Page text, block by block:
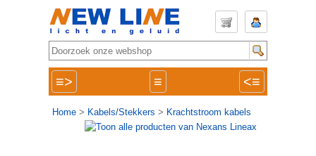
≡> ≡ <≡
Home > Kabels/Stekkers > Krachtstroom kabels